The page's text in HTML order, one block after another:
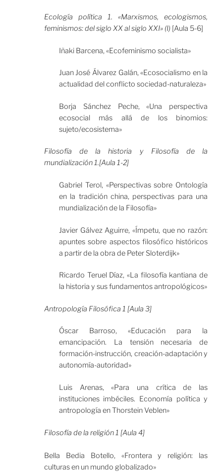
Ecología política 1. «Marxismos, ecologismos,
feminismos: del siglo XX al siglo XXI» (I) [Aula 5-6]
Iñaki Barcena, «Ecofeminismo socialista»
Juan José Álvarez Galán, «Ecosocialismo en la
actualidad del conflicto sociedad-naturaleza»
Borja Sánchez Peche, «Una perspectiva
ecosocial más allá de los binomios:
sujeto/ecosistema»
Filosofía de la historia y Filosofía de la
mundialización 1.[Aula 1-2]
Gabriel Terol, «Perspectivas sobre Ontología
en la tradición china, perspectivas para una
mundialización de la Filosofía»
Javier Gálvez Aguirre, «Ímpetu, que no razón:
apuntes sobre aspectos filosófico históricos
a partir de la obra de Peter Sloterdijk»
Ricardo Teruel Díaz, «La filosofía kantiana de
la historia y sus fundamentos antropológicos»
Antropología Filosófica 1 [Aula 3]
Óscar Barroso, «Educación para la
emancipación. La tensión necesaria de
formación-instrucción, creación-adaptación y
autonomía-autoridad»
Luis Arenas, «Para una crítica de las
instituciones imbéciles. Economía política y
antropología en Thorstein Veblen»
Filosofía de la religión 1 [Aula 4]
Bella Bedia Botello, «Frontera y religión: las
culturas en un mundo globalizado»